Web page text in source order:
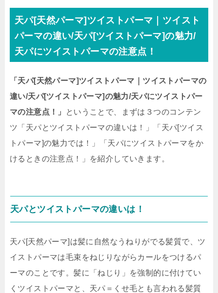
天パ[天然パーマ]ツイストパーマ｜ツイスト
パーマの違い/天パ[ツイストパーマ]の魅力/
天パにツイストパーマの注意点！
「天パ[天然パーマ]ツイストパーマ｜ツイストパーマの
違い/天パ[ツイストパーマ]の魅力/天パにツイストパー
マの注意点！」
ということで、まずは３つのコンテン
ツ「天パとツイストパーマの違いは！」「天パ[ツイス
トパーマ]の魅力では！」「天パにツイストパーマをか
けるときの注意点！」を紹介していきます。
天パとツイストパーマの違いは！
天パ[天然パーマ]は髪に自然なうねりがでる髪質で、ツ
イストパーマは毛束をねじりながらカールをつけるパ
ーマのことです。髪に「ねじり」を強制的に付けてい
くツイストパーマと、天パ＝くせ毛とも言われる髪質